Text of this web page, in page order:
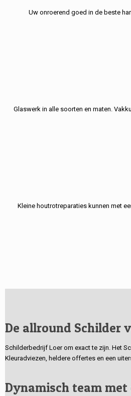
Uw onroerend goed in de beste
Glaswerk in alle soorten en maten.
Kleine houtrotreparaties kunnen met
De allround Schilder
Schilderbedrijf Loer om exact te zijn. Het
Kleuradviezen, heldere offertes en een
Dynamisch team